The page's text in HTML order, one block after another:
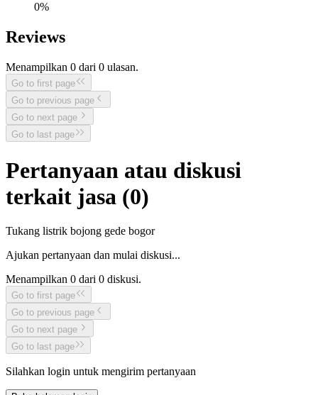
0%
Reviews
Menampilkan 0 dari 0 ulasan.
Go to first page
Go to previous page
Go to next page
Go to last page
Pertanyaan atau diskusi
terkait jasa (0)
Tukang listrik bojong gede bogor
Ajukan pertanyaan dan mulai diskusi...
Menampilkan 0 dari 0 diskusi.
Go to first page
Go to previous page
Go to next page
Go to last page
Silahkan login untuk mengirim pertanyaan